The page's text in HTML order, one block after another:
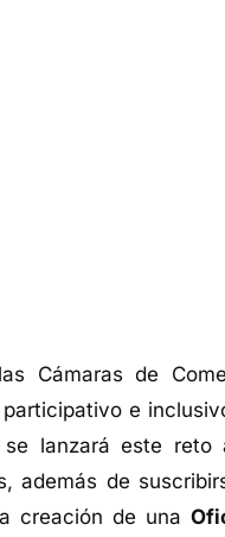
Cámaras de
e
lanzará este reto
además de
creación de una